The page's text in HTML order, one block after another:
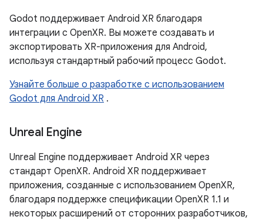
Godot поддерживает Android XR благодаря
интеграции с OpenXR. Вы можете создавать и
экспортировать XR-приложения для Android,
используя стандартный рабочий процесс Godot.
Узнайте больше о разработке с использованием
Godot для Android XR .
Unreal Engine
Unreal Engine поддерживает Android XR через
стандарт OpenXR. Android XR поддерживает
приложения, созданные с использованием OpenXR,
благодаря поддержке спецификации OpenXR 1.1 и
некоторых расширений от сторонних разработчиков,